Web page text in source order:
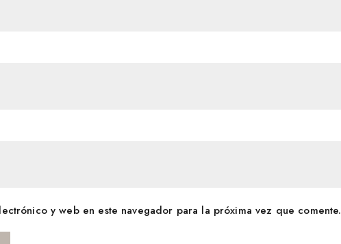
y web en este navegador para la próxima vez que comente.